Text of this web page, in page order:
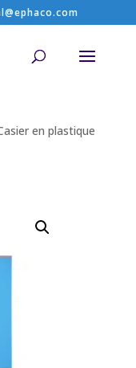
en plastique